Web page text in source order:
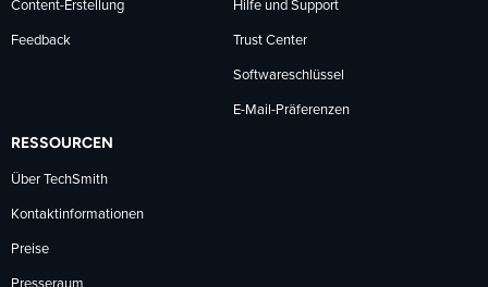
Content-Erstellung
Feedback
Hilfe und Support
Trust Center
Softwareschlüssel
E-Mail-Präferenzen
RESSOURCEN
Über TechSmith
Kontaktinformationen
Preise